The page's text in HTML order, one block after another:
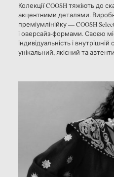
Колекції COOSH тяжіють до
акцентними деталями.
преміумлінійку — COOSH
і оверсайз-формами. Своєю
індивідуальність і
унікальний, якісний та